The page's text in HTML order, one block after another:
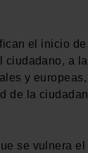
el inicio
ciudadano, a
y
de la
se vulnera